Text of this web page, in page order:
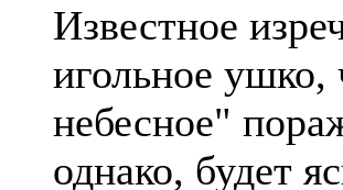
Известное
игольное ушко,
небесное"
однако, будет